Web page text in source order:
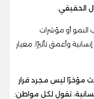
الحقيقي.
النمو أو مؤشرات
وأعمق تأثيرًا: معيار
مؤخرًا ليس مجرد قرار
تقول لكل مواطن: